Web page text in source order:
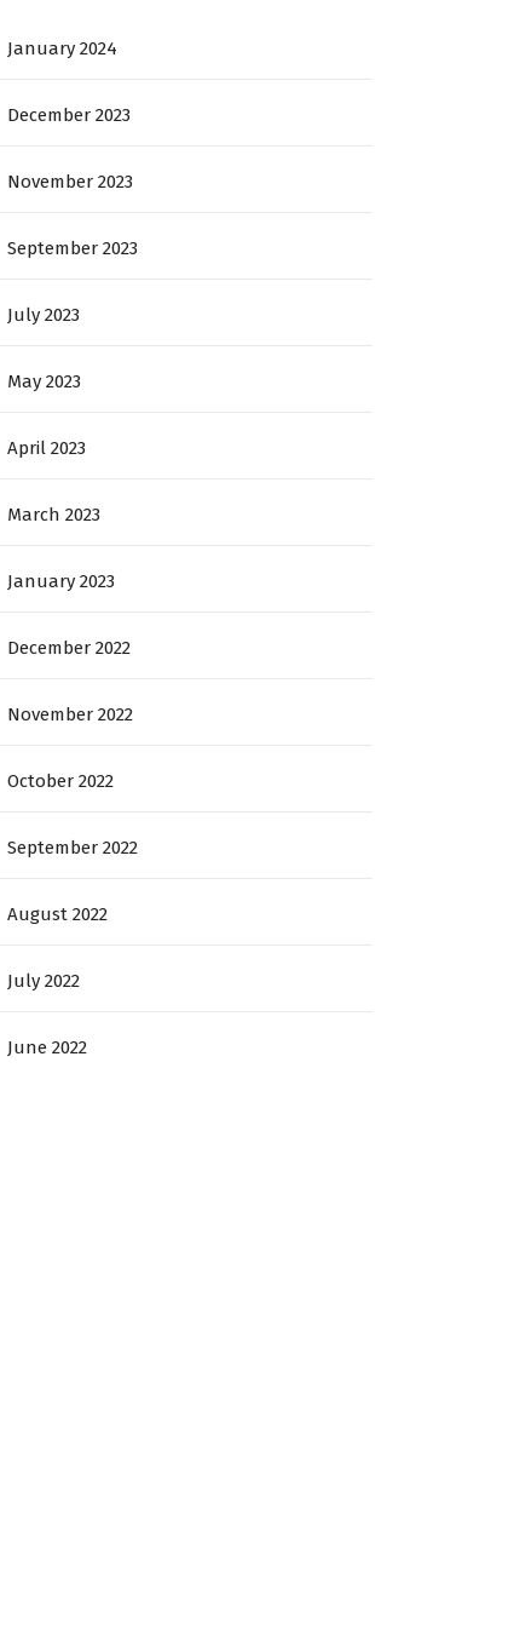
January 2024
December 2023
November 2023
September 2023
July 2023
May 2023
April 2023
March 2023
January 2023
December 2022
November 2022
October 2022
September 2022
August 2022
July 2022
June 2022